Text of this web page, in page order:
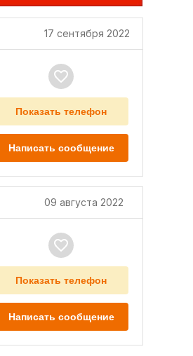
17 сентября 2022
Показать телефон
Написать сообщение
09 августа 2022
Показать телефон
Написать сообщение